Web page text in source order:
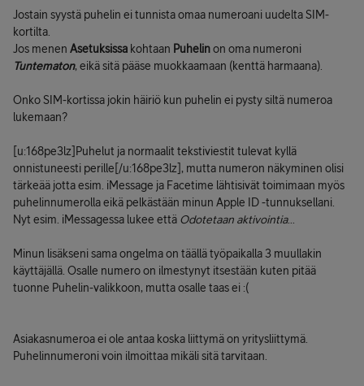
Jostain syystä puhelin ei tunnista omaa numeroani uudelta SIM-
kortilta.
Jos menen Asetuksissa kohtaan Puhelinon oma numeroni
Tuntematon, eikä sitä pääse muokkaamaan (kenttä harmaana).
Onko SIM-kortissa jokin häiriö kun puhelin ei pysty siltä numeroa
lukemaan?
[u:168pe3lz]Puhelut ja normaalit tekstiviestit tulevat kyllä
onnistuneesti perille[/u:168pe3lz], mutta numeron näkyminen olisi
tärkeää jotta esim. iMessage ja Facetime lähtisivät toimimaan myös
puhelinnumerolla eikä pelkästään minun Apple ID -tunnuksellani.
Nyt esim. iMessagessa lukee että Odotetaan aktivointia...
Minun lisäkseni sama ongelma on täällä työpaikalla 3 muullakin
käyttäjällä. Osalle numero on ilmestynyt itsestään kuten pitää
tuonne Puhelin-valikkoon, mutta osalle taas ei :(
Asiakasnumeroa ei ole antaa koska liittymä on yritysliittymä.
Puhelinnumeroni voin ilmoittaa mikäli sitä tarvitaan.